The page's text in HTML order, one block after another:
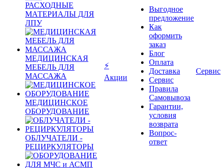
РАСХОДНЫЕ
МАТЕРИАЛЫ ДЛЯ
ЛПУ
МЕДИЦИНСКАЯ
МЕБЕЛЬ ДЛЯ
МАССАЖА
МЕДИЦИНСКОЕ
ОБОРУДОВАНИЕ
ОБЛУЧАТЕЛИ -
РЕЦИРКУЛЯТОРЫ
⚡
Акции
Выгодное
предложение
Как
оформить
заказ
Блог
Оплата
Доставка
Сервис
Правила
Самовывоза
Гарантии,
условия
возврата
Вопрос-
ответ
Сервис